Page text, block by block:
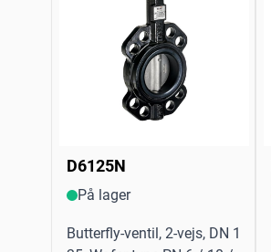
D6125N
På lager
Butterfly-ventil, 2-vejs, DN 1